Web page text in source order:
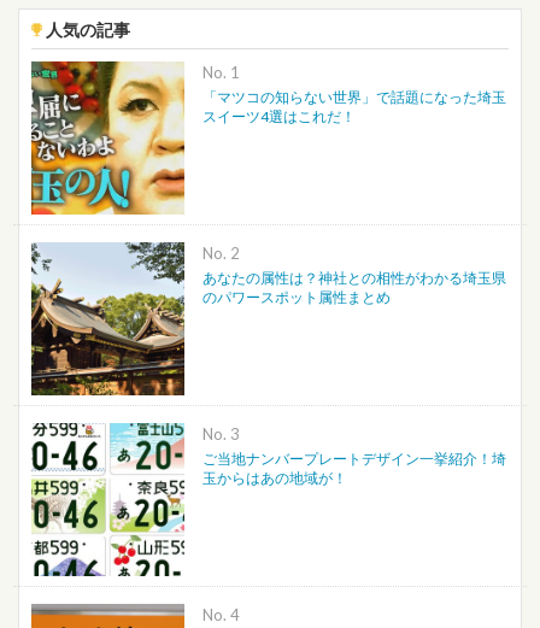
人気の記事
No.
「マツコの知らない世界」で話題になった埼玉
スイーツ4選はこれだ！
No.
あなたの属性は？神社との相性がわかる埼玉県
のパワースポット属性まとめ
No.
ご当地ナンバープレートデザイン一挙紹介！埼
玉からはあの地域が！
No.